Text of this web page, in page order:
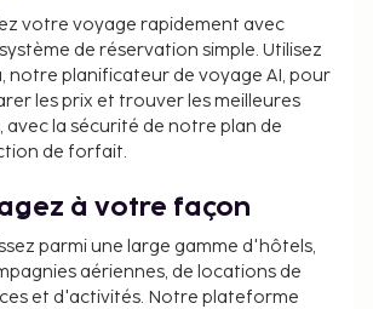
votre voyage rapidement avec
de réservation simple. Utilisez
notre planificateur de voyage AI, pour
les prix et trouver les meilleures
avec la sécurité de notre plan de
de forfait.
à votre façon
parmi une large gamme d'hôtels,
aériennes, de locations de
et d'activités. Notre plateforme